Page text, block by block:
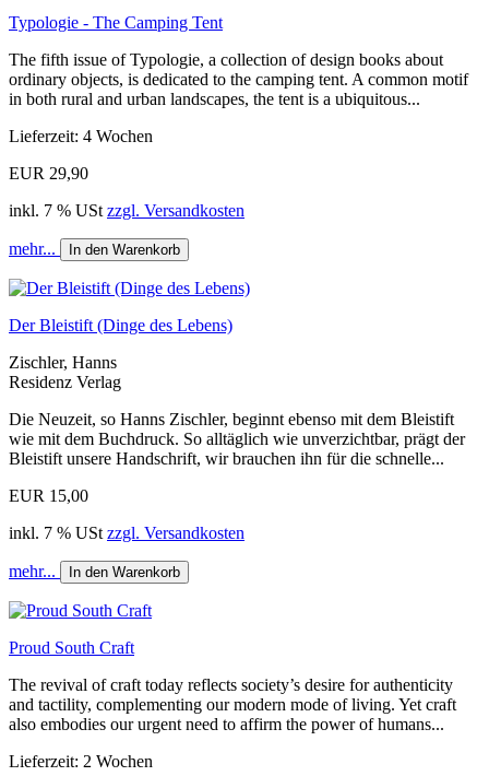
Typologie - The Camping Tent
The fifth issue of Typologie, a collection of design books about
ordinary objects, is dedicated to the camping tent. A common motif
in both rural and urban landscapes, the tent is a ubiquitous...
Lieferzeit: 4 Wochen
EUR 29,90
inkl. 7 % USt zzgl. Versandkosten
mehr... In den Warenkorb
Der Bleistift (Dinge des Lebens)
Zischler, Hanns
Residenz Verlag
Die Neuzeit, so Hanns Zischler, beginnt ebenso mit dem Bleistift
wie mit dem Buchdruck. So alltäglich wie unverzichtbar, prägt der
Bleistift unsere Handschrift, wir brauchen ihn für die schnelle...
EUR 15,00
inkl. 7 % USt zzgl. Versandkosten
mehr... In den Warenkorb
Proud South Craft
The revival of craft today reflects society’s desire for authenticity
and tactility, complementing our modern mode of living. Yet craft
also embodies our urgent need to affirm the power of humans...
Lieferzeit: 2 Wochen